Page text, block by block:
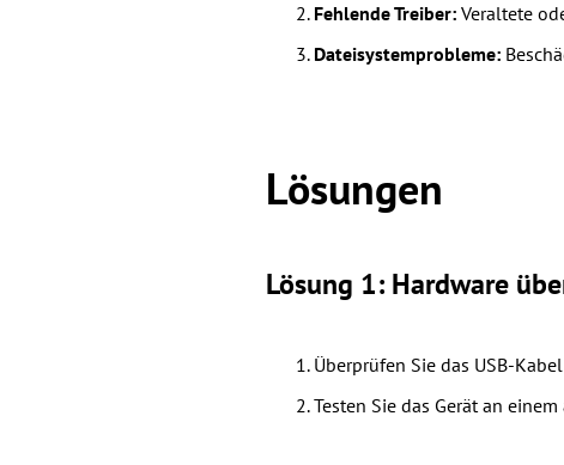
Fehlende Treiber: Veraltete
Dateisystemprobleme:
Lösungen
Lösung 1: Hardware
Überprüfen Sie das USB-
Testen Sie das Gerät an